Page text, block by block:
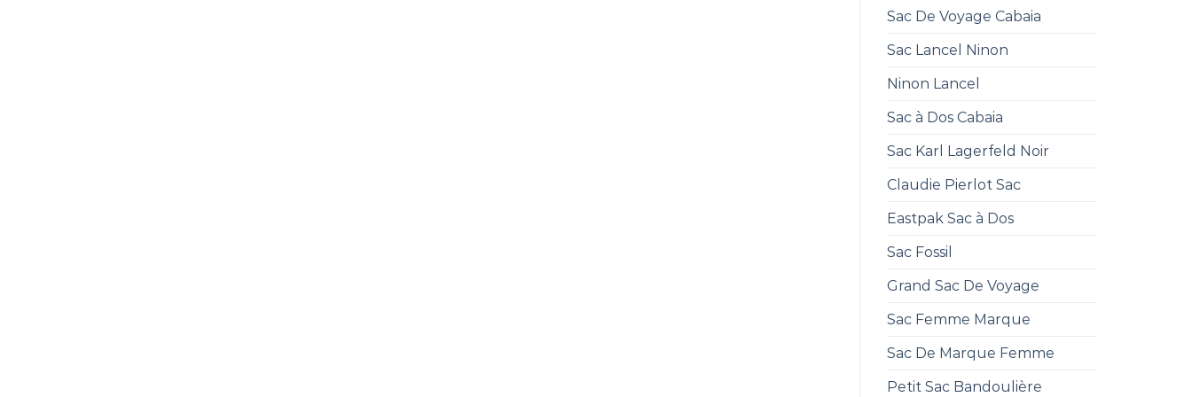
Sac De Voyage Cabaia
Sac Lancel Ninon
Ninon Lancel
Sac à Dos Cabaia
Sac Karl Lagerfeld Noir
Claudie Pierlot Sac
Eastpak Sac à Dos
Sac Fossil
Grand Sac De Voyage
Sac Femme Marque
Sac De Marque Femme
Petit Sac Bandoulière